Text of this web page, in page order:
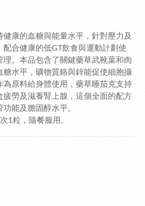
健康的血糖與能量水平，針對壓力及
配合健康的低GT飲食與運動計劃使
理。本品包含了關鍵藥草武靴葉和肉
糖水平，礦物質鉻與鋅能促使細胞攝
為原料給身體使用，藥草睡茄克支持
疲勞及滋養腎上腺，這個全面的配方
能及膽固醇水平。
1粒，隨餐服用。